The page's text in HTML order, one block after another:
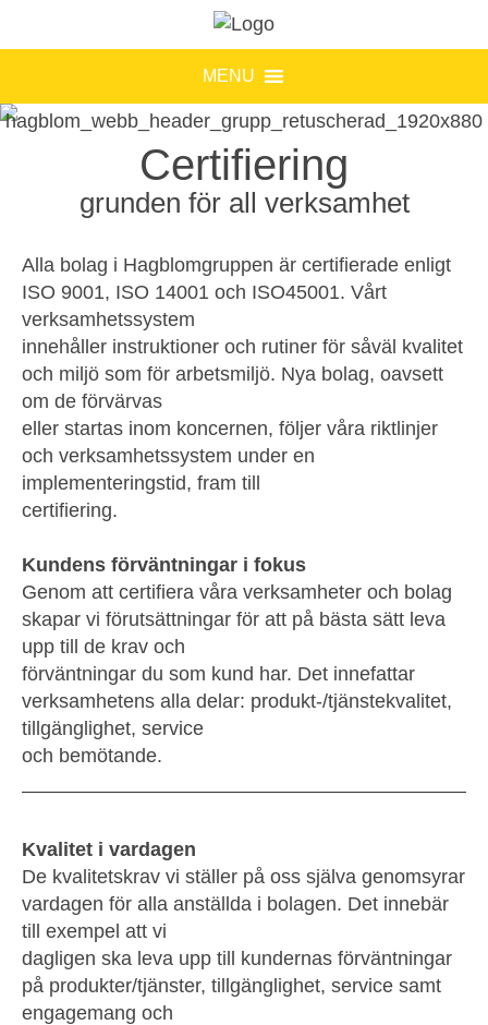
MENU
Certifiering
grunden för all verksamhet
Alla bolag i Hagblomgruppen är certifierade enligt
ISO 9001, ISO 14001 och ISO45001. Vårt
verksamhetssystem
innehåller instruktioner och rutiner för såväl kvalitet
och miljö som för arbetsmiljö. Nya bolag, oavsett
om de förvärvas
eller startas inom koncernen, följer våra riktlinjer
och verksamhetssystem under en
implementeringstid, fram till
certifiering.
Kundens förväntningar i fokus
Genom att certifiera våra verksamheter och bolag
skapar vi förutsättningar för att på bästa sätt leva
upp till de krav och
förväntningar du som kund har. Det innefattar
verksamhetens alla delar: produkt-/tjänstekvalitet,
tillgänglighet, service
och bemötande.
Kvalitet i vardagen
De kvalitetskrav vi ställer på oss själva genomsyrar
vardagen för alla anställda i bolagen. Det innebär
till exempel att vi
dagligen ska leva upp till kundernas förväntningar
på produkter/tjänster, tillgänglighet, service samt
engagemang och